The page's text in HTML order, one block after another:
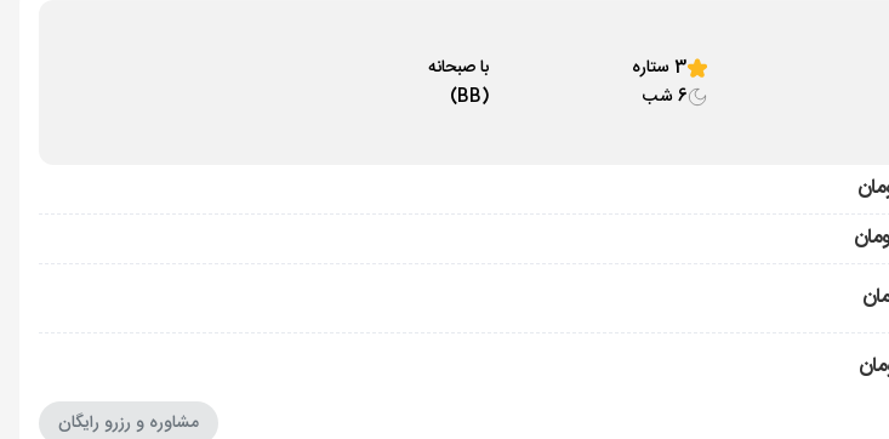
3 ستاره
6 شب
با صبحانه
(BB)
مشاوره و رزرو رایگان